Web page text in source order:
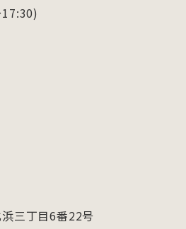
三丁目6番22号